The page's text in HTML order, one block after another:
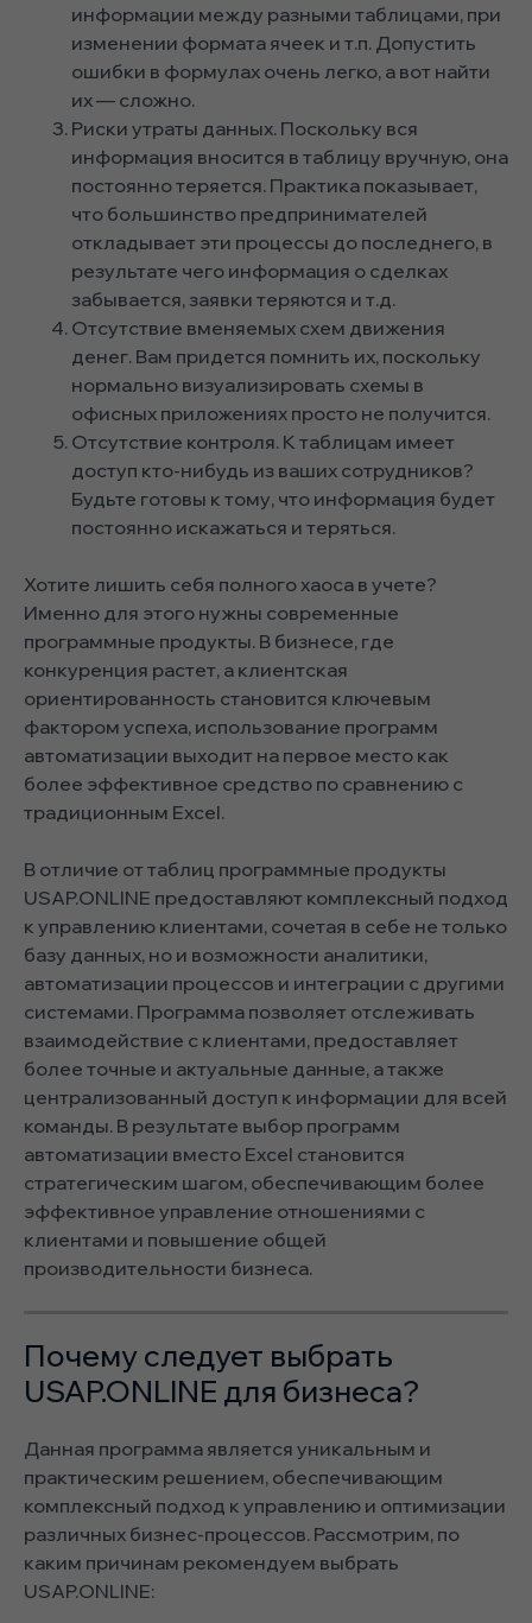
информации между разными таблицами, при
изменении формата ячеек и т.п. Допустить
ошибки в формулах очень легко, а вот найти
их — сложно.
Риски утраты данных. Поскольку вся
информация вносится в таблицу вручную, она
постоянно теряется. Практика показывает,
что большинство предпринимателей
откладывает эти процессы до последнего, в
результате чего информация о сделках
забывается, заявки теряются и т.д.
Отсутствие вменяемых схем движения
денег. Вам придется помнить их, поскольку
нормально визуализировать схемы в
офисных приложениях просто не получится.
Отсутствие контроля. К таблицам имеет
доступ кто-нибудь из ваших сотрудников?
Будьте готовы к тому, что информация будет
постоянно искажаться и теряться.
Хотите лишить себя полного хаоса в учете?
Именно для этого нужны современные
программные продукты. В бизнесе, где
конкуренция растет, а клиентская
ориентированность становится ключевым
фактором успеха, использование программ
автоматизации выходит на первое место как
более эффективное средство по сравнению с
традиционным Excel.
В отличие от таблиц программные продукты
USAP.ONLINE предоставляют комплексный подход
к управлению клиентами, сочетая в себе не только
базу данных, но и возможности аналитики,
автоматизации процессов и интеграции с другими
системами. Программа позволяет отслеживать
взаимодействие с клиентами, предоставляет
более точные и актуальные данные, а также
централизованный доступ к информации для всей
команды. В результате выбор программ
автоматизации вместо Excel становится
стратегическим шагом, обеспечивающим более
эффективное управление отношениями с
клиентами и повышение общей
производительности бизнеса.
Почему следует выбрать
USAP.ONLINE для бизнеса?
Данная программа является уникальным и
практическим решением, обеспечивающим
комплексный подход к управлению и оптимизации
различных бизнес-процессов. Рассмотрим, по
каким причинам рекомендуем выбрать
USAP.ONLINE: